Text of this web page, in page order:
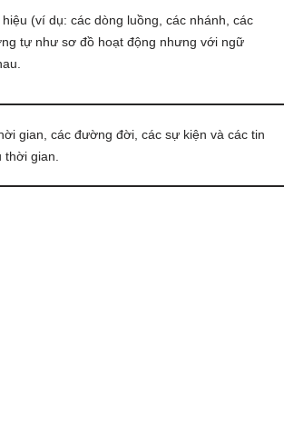
(ví dụ: các dòng luồng, các nhánh, các
tự như sơ đồ hoạt động nhưng với ngữ
gian, các đường đời, các sự kiện và các tin
thời gian.